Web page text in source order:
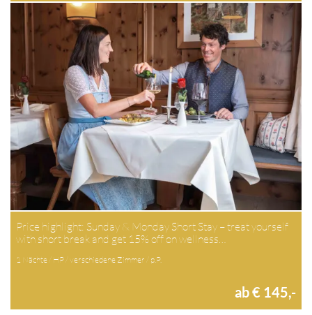
Price highlight: Sunday & Monday Short Stay – treat yourself
with short break and get 15% off on wellness…
1 Nächte / HP / verschiedene Zimmer / p.P.
ab € 145,-